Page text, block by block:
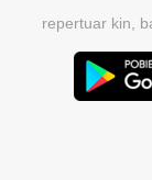
repertuar kin,